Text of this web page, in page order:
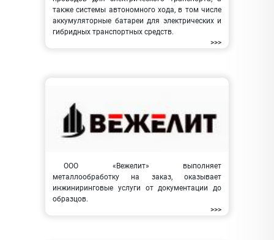
также системы автономного хода, в том числе
аккумуляторные батареи для электрических и
гибридных транспортных средств.
>>>
ООО «Вежелит» выполняет
металлообработку на заказ, оказывает
инжиниринговые услуги от документации до
образцов.
>>>